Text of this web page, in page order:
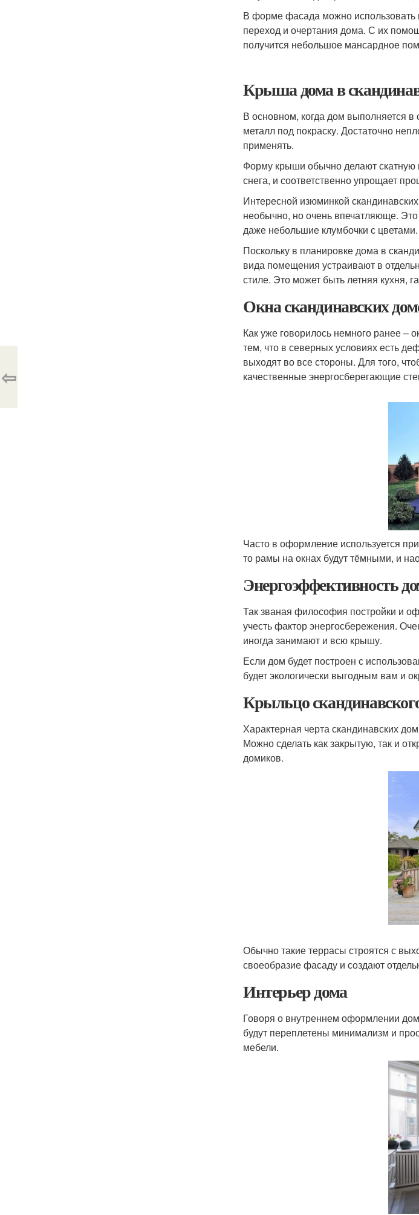
В форме фасада можно использовать
переход и очертания дома. С их
получится небольшое мансардное
Крыша дома в
В основном, когда дом выполняется в
металл под покраску. Достаточно
применять.
Форму крыши обычно делают скатную
снега, и соответственно упрощает
Интересной изюминкой
необычно, но очень впечатляюще.
даже небольшие клумбочки с цветами.
Поскольку в планировке дома в
вида помещения устраивают в
стиле. Это может быть летняя кухня,
Окна скандинавских
Как уже говорилось немного ранее –
тем, что в северных условиях есть
выходят во все стороны. Для того,
качественные энергосберегающие
Часто в оформление используется
то рамы на окнах будут тёмными, и
Энергоэффективность
Так званая философия постройки и
учесть фактор энергосбережения.
иногда занимают и всю крышу.
Если дом будет построен с
будет экологически выгодным вам и
Крыльцо
Характерная черта скандинавских
Можно сделать как закрытую, так и
домиков.
Обычно такие террасы строятся с
своеобразие фасаду и создают
Интерьер дома
Говоря о внутреннем оформлении
будут переплетены минимализм и
мебели.
⇦